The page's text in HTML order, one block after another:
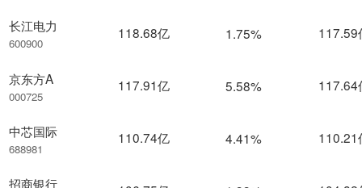
长江电力
600900
京东方A
000725
中芯国际
688981
招商银行
118.68亿 1.75% 117.59
117.91亿 5.58% 117.64
110.74亿 4.41% 110.21